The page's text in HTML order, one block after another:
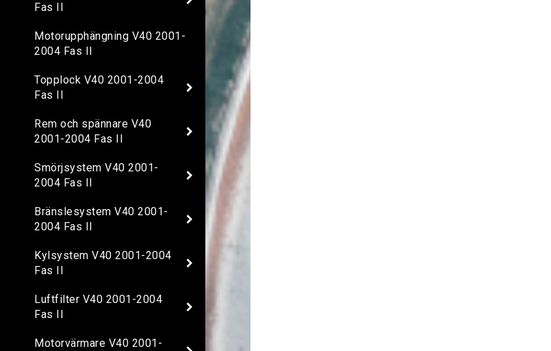
Fas II
Motorupphängning V40 2001-
2004 Fas II
Topplock V40 2001-2004
Fas II
Rem och spännare V40
2001-2004 Fas II
Smörjsystem V40 2001-
2004 Fas II
Bränslesystem V40 2001-
2004 Fas II
Kylsystem V40 2001-2004
Fas II
Luftfilter V40 2001-2004
Fas II
Motorvärmare V40 2001-